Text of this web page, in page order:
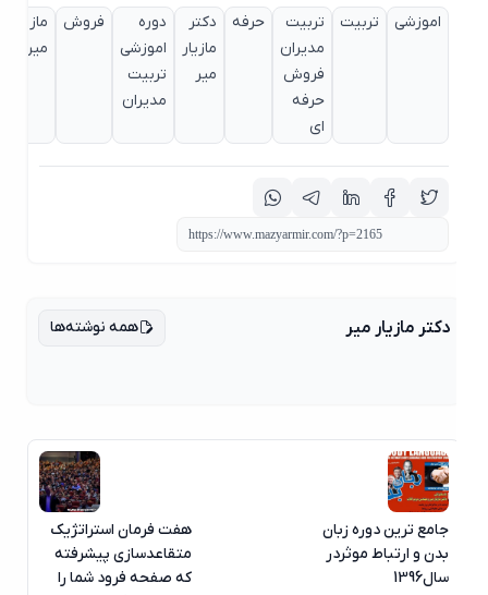
اموزشی تربیت
تربیت
مدیران
فروش
حرفه
حرفه
دکتر
مازیار
دوره
اموزشی
تربیت
مدیران
فروش
مازیار
دکتر مازیار میر همه نوشته‌ها
جامع ترین دوره زبان
بدن و ارتباط موثردر
هفت فرمان استراتژیک
متقاعدسازی پیشرفته
که صفحه فرود شما را